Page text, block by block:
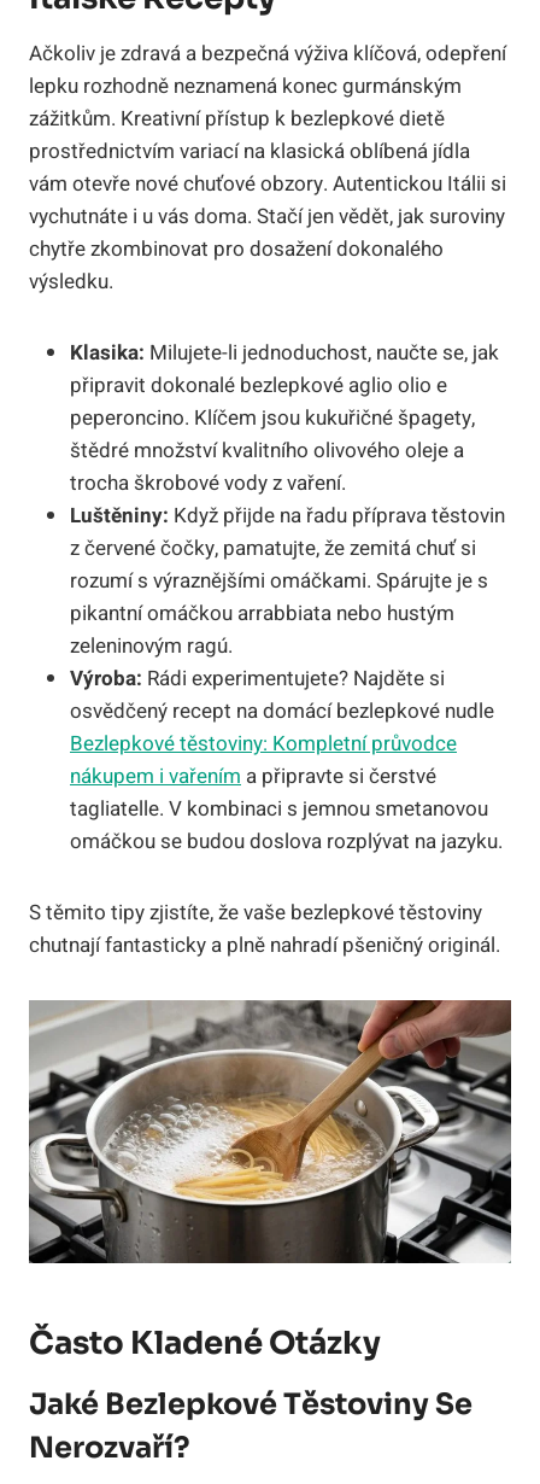
Ačkoliv je zdravá a bezpečná výživa klíčová, odepření
lepku rozhodně neznamená konec gurmánským
zážitkům. Kreativní přístup k bezlepkové dietě
prostřednictvím variací na klasická oblíbená jídla
vám otevře nové chuťové obzory. Autentickou Itálii si
vychutnáte i u vás doma. Stačí jen vědět, jak suroviny
chytře zkombinovat pro dosažení dokonalého
výsledku.
Klasika: Milujete-li jednoduchost, naučte se, jak
připravit dokonalé bezlepkové aglio olio e
peperoncino. Klíčem jsou kukuřičné špagety,
štědré množství kvalitního olivového oleje a
trocha škrobové vody z vaření.
Luštěniny: Když přijde na řadu příprava těstovin
z červené čočky, pamatujte, že zemitá chuť si
rozumí s výraznějšími omáčkami. Spárujte je s
pikantní omáčkou arrabbiata nebo hustým
zeleninovým ragú.
Výroba: Rádi experimentujete? Najděte si
osvědčený recept na domácí bezlepkové nudle
Bezlepkové těstoviny: Kompletní průvodce
nákupem i vařením a připravte si čerstvé
tagliatelle. V kombinaci s jemnou smetanovou
omáčkou se budou doslova rozplývat na jazyku.
S těmito tipy zjistíte, že vaše bezlepkové těstoviny
chutnají fantasticky a plně nahradí pšeničný originál.
Často Kladené Otázky
Jaké Bezlepkové Těstoviny Se
Nerozvaří?